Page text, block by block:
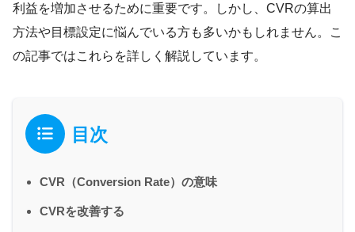
利益を増加させるために重要です。しかし、CVRの算出
方法や目標設定に悩んでいる方も多いかもしれません。こ
の記事ではこれらを詳しく解説しています。
目次
CVR（Conversion Rate）の意味
CVRを改善する